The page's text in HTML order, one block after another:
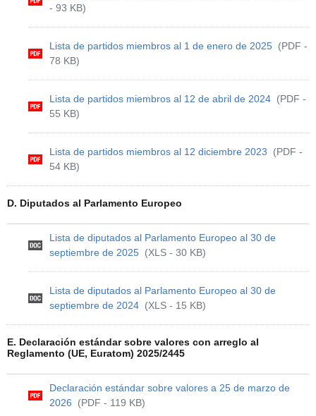
- 93 KB)
Lista de partidos miembros al 1 de enero de 2025 (PDF -
78 KB)
Lista de partidos miembros al 12 de abril de 2024 (PDF -
55 KB)
Lista de partidos miembros al 12 diciembre 2023
(PDF -
54 KB)
D. Diputados al Parlamento Europeo
Lista de diputados al Parlamento Europeo al 30 de
septiembre de 2025 (XLS - 30 KB)
Lista de diputados al Parlamento Europeo al 30 de
septiembre de 2024 (XLS - 15 KB)
E. Declaración estándar sobre valores con arreglo al
Reglamento (UE, Euratom) 2025/2445
Declaración estándar sobre valores a 25 de marzo de
2026
(PDF - 119 KB)